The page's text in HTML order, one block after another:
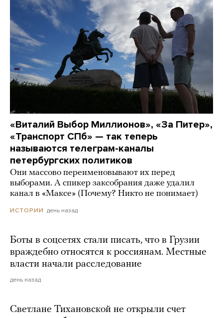
«Виталий Выбор Миллионов», «За Питер»,
«Транспорт СПб» — так теперь
называются телеграм-каналы
петербургских политиков
Они массово переименовывают их перед
выборами. А спикер заксобрания даже удалил
канал в «Максе» (Почему? Никто не понимает)
ИСТОРИИ день назад
Боты в соцсетях стали писать, что в Грузии
враждебно относятся к россиянам. Местные
власти начали расследование
день назад
Светлане Тихановской не открыли счет